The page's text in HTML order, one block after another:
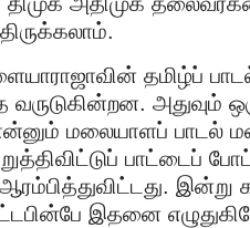
தமிழ்ப்
அதுவும்
என்னும் மலையாளப் பாடல்
பாட்டைப்
இன்று
இதனை